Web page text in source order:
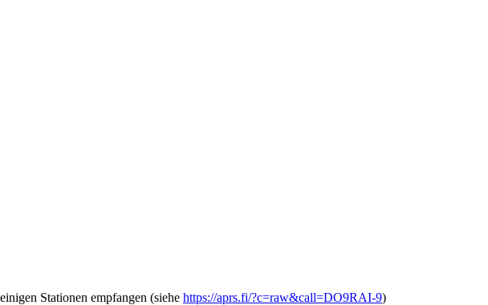
Stationen empfangen (siehe https://aprs.fi/?c=raw&call=DO9RAI-9)